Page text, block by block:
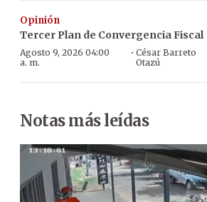
Opinión
Tercer Plan de Convergencia Fiscal
Agosto 9, 2026 04:00
a. m.
·César Barreto
Otazú
Notas más leídas